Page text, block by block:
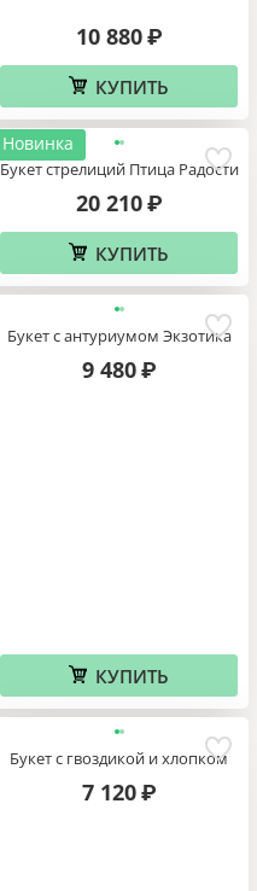
10 880 ₽
КУПИТЬ
Новинка
Букет стрелиций Птица Радости
20 210 ₽
КУПИТЬ
Букет с антуриумом Экзотика
9 480 ₽
КУПИТЬ
Букет с гвоздикой и хлопком
7 120 ₽